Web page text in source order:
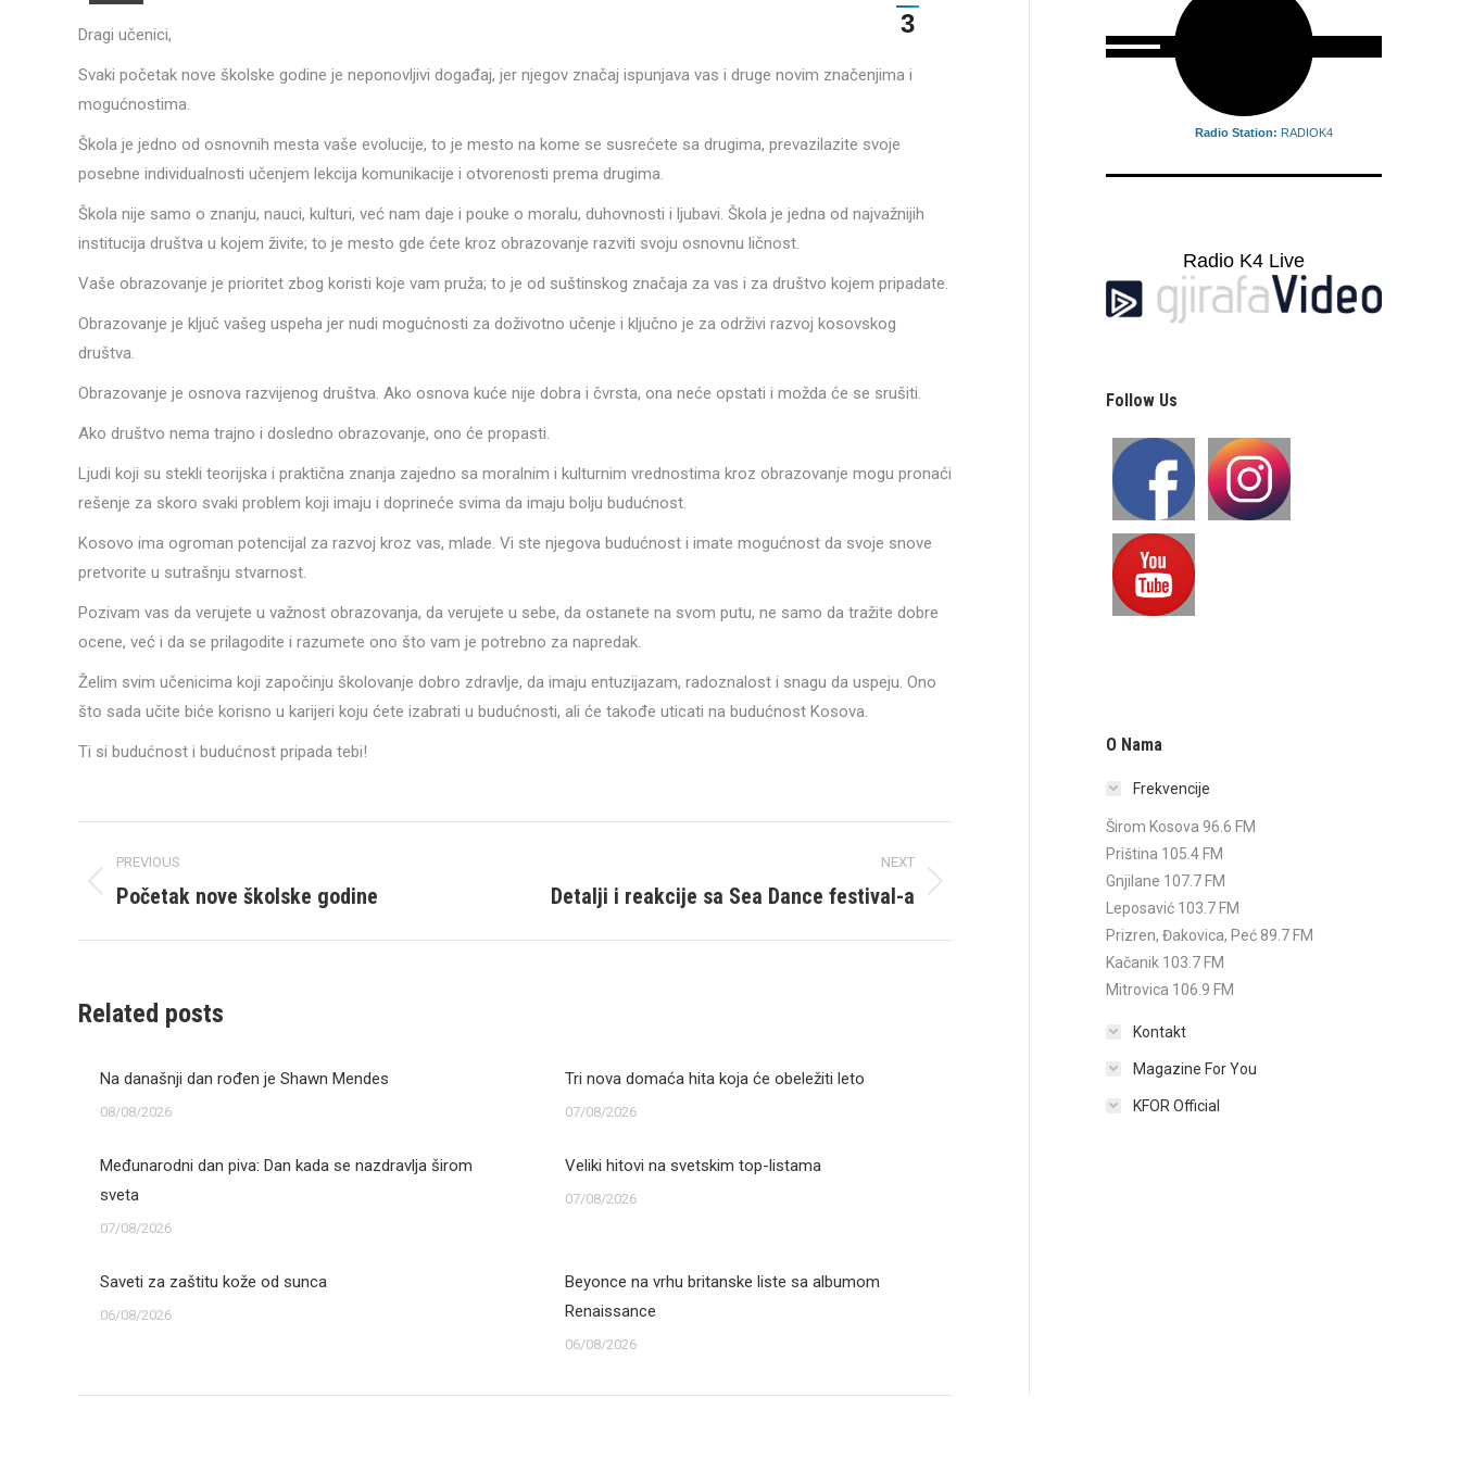
3
Dragi učenici,
Svaki početak nove školske godine je neponovljivi događaj, jer njegov značaj ispunjava vas i druge novim značenjima i
mogućnostima.
Škola je jedno od osnovnih mesta vaše evolucije, to je mesto na kome se susrećete sa drugima, prevazilazite svoje
posebne individualnosti učenjem lekcija komunikacije i otvorenosti prema drugima.
Škola nije samo o znanju, nauci, kulturi, već nam daje i pouke o moralu, duhovnosti i ljubavi. Škola je jedna od najvažnijih
institucija društva u kojem živite; to je mesto gde ćete kroz obrazovanje razviti svoju osnovnu ličnost.
Vaše obrazovanje je prioritet zbog koristi koje vam pruža; to je od suštinskog značaja za vas i za društvo kojem pripadate.
Obrazovanje je ključ vašeg uspeha jer nudi mogućnosti za doživotno učenje i ključno je za održivi razvoj kosovskog
društva.
Obrazovanje je osnova razvijenog društva. Ako osnova kuće nije dobra i čvrsta, ona neće opstati i možda će se srušiti.
Ako društvo nema trajno i dosledno obrazovanje, ono će propasti.
Ljudi koji su stekli teorijska i praktična znanja zajedno sa moralnim i kulturnim vrednostima kroz obrazovanje mogu pronaći
rešenje za skoro svaki problem koji imaju i doprineće svima da imaju bolju budućnost.
Kosovo ima ogroman potencijal za razvoj kroz vas, mlade. Vi ste njegova budućnost i imate mogućnost da svoje snove
pretvorite u sutrašnju stvarnost.
Pozivam vas da verujete u važnost obrazovanja, da verujete u sebe, da ostanete na svom putu, ne samo da tražite dobre
ocene, već i da se prilagodite i razumete ono što vam je potrebno za napredak.
Želim svim učenicima koji započinju školovanje dobro zdravlje, da imaju entuzijazam, radoznalost i snagu da uspeju. Ono
što sada učite biće korisno u karijeri koju ćete izabrati u budućnosti, ali će takođe uticati na budućnost Kosova.
Ti si budućnost i budućnost pripada tebi!
navigation
PREVIOUS
Previous
Početak nove školske godine
NEXT
Next
Detalji i reakcije sa Sea Dance festival-a
Related posts
Na današnji dan rođen je Shawn Mendes
08/08/2026
Tri nova domaća hita koja će obeležiti leto
07/08/2026
Međunarodni dan piva: Dan kada se nazdravlja širom
sveta
07/08/2026
Veliki hitovi na svetskim top-listama
07/08/2026
Saveti za zaštitu kože od sunca
06/08/2026
Beyonce na vrhu britanske liste sa albumom
Renaissance
06/08/2026
Radio Station: RADIOK4
Radio K4 Live
Follow Us
O Nama
Frekvencije
Širom Kosova 96.6 FM
Priština 105.4 FM
Gnjilane 107.7 FM
Leposavić 103.7 FM
Prizren, Đakovica, Peć 89.7 FM
Kačanik 103.7 FM
Mitrovica 106.9 FM
Kontakt
Magazine For You
KFOR Official